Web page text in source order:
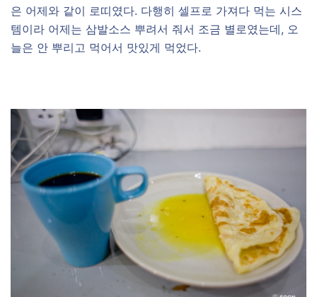
은 어제와 같이 로띠였다. 다행히 셀프로 가져다 먹는 시스
템이라 어제는 삼발소스 뿌려서 줘서 조금 별로였는데, 오
늘은 안 뿌리고 먹어서 맛있게 먹었다.